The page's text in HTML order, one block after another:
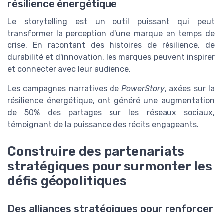
résilience énergétique
Le storytelling est un outil puissant qui peut
transformer la perception d'une marque en temps de
crise. En racontant des histoires de résilience, de
durabilité et d'innovation, les marques peuvent inspirer
et connecter avec leur audience.
Les campagnes narratives dePowerStory, axées sur la
résilience énergétique, ont généré une augmentation
de 50% des partages sur les réseaux sociaux,
témoignant de la puissance des récits engageants.
Construire des partenariats
stratégiques pour surmonter les
défis géopolitiques
Des alliances stratégiques pour renforcer